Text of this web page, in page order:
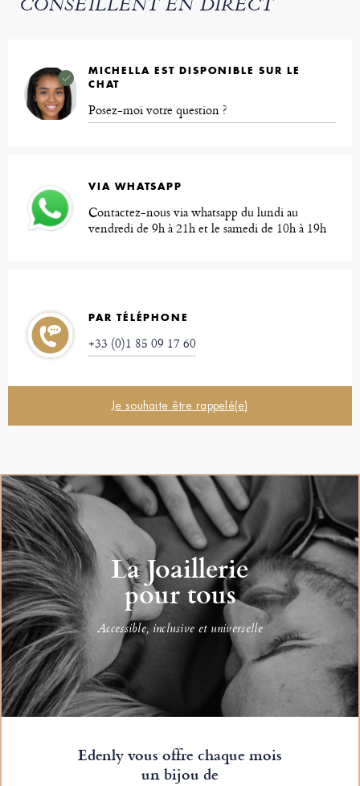
CONSEILLENT EN DIRECT
MICHELLA EST DISPONIBLE SUR LE
CHAT
Posez-moi votre question ?
VIA WHATSAPP
Contactez-nous via whatsapp du lundi au
vendredi de 9h à 21h et le samedi de 10h à 19h
PAR TÉLÉPHONE
+33 (0)1 85 09 17 60
Je souhaite être rappelé(e)
La Joaillerie
pour tous
Accessible, inclusive et universelle
Edenly vous offre chaque mois
un bijou de